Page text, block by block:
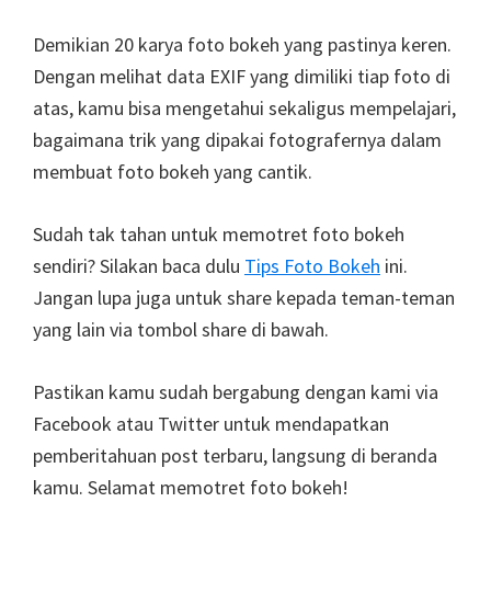
Demikian 20 karya foto bokeh yang pastinya keren.
Dengan melihat data EXIF yang dimiliki tiap foto di
atas, kamu bisa mengetahui sekaligus mempelajari,
bagaimana trik yang dipakai fotografernya dalam
membuat foto bokeh yang cantik.
Sudah tak tahan untuk memotret foto bokeh
sendiri? Silakan baca dulu Tips Foto Bokeh ini.
Jangan lupa juga untuk share kepada teman-teman
yang lain via tombol share di bawah.
Pastikan kamu sudah bergabung dengan kami via
Facebook atau Twitter untuk mendapatkan
pemberitahuan post terbaru, langsung di beranda
kamu. Selamat memotret foto bokeh!